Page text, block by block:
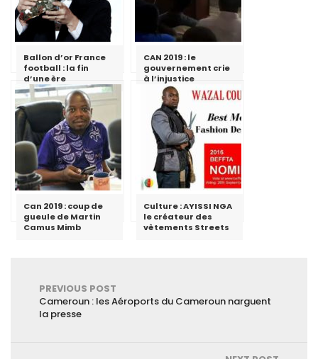
Ballon d’or France
football : la fin
d’une ère
CAN 2019 : le
gouvernement crie
à l’injustice
Can 2019 : coup de
gueule de Martin
Camus Mimb
Culture : AYISSI NGA
le créateur des
vêtements Streets
PREVIOUS POST
Cameroun : les Aéroports du Cameroun narguent
la presse